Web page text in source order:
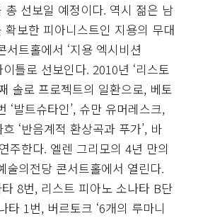
총 선보일 예정이다. 역시 젊은 남
보한 피아니스트인 지용의 무대
트홀에서 ‘지용 엑시비션
틀로 선보인다. 2010년 ‘리스토
솔로 프로젝트의 일환으로, 베토
‘발트슈타인’, 슈만 유머레스크,
‘반음계적 환상곡과 푸가’, 바
주한다. 엘렌 그리모의 4년 만의
술의전당 콘서트홀에서 열린다.
8번, 리스트 피아노 소나타 B단
타 1번, 버르토크 ‘6개의 루마니